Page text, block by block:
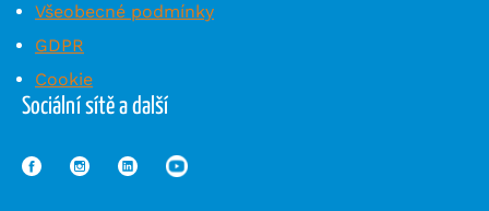
Všeobecné podmínky
GDPR
Cookie
Sociální sítě a další